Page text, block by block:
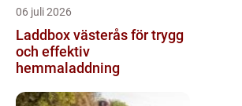
06 juli 2026
Laddbox västerås för trygg
och effektiv
hemmaladdning